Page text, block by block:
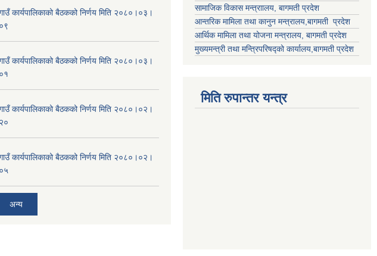
कार्यपालिकाको बैठकको निर्णय मिति २०८०।०३।
०९
कार्यपालिकाको बैठकको निर्णय मिति २०८०।०३।
०१
कार्यपालिकाको बैठकको निर्णय मिति २०८०।०२।
२०
कार्यपालिकाको बैठकको निर्णय मिति २०८०।०२।
०५
अन्य
सामाजिक विकास मन्त्राालय, बागमती प्रदेश
आन्तरिक मामिला तथा कानुन मन्त्रालय,बागमती प्रदेश
आर्थिक मामिला तथा योजना मन्त्रालय, बागमती प्रदेश
मुख्यमन्त्री तथा मन्त्रिपरिषद्को कार्यालय,बागमती प्रदेश
मिति रुपान्तर यन्त्र